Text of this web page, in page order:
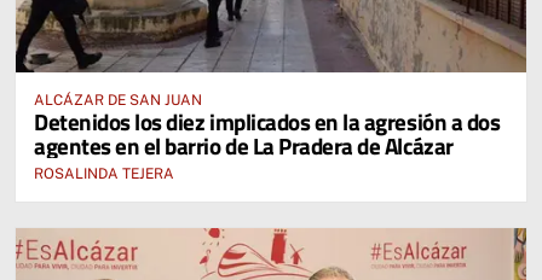
ALCÁZAR DE SAN JUAN
Detenidos los diez implicados en la agresión a dos
agentes en el barrio de La Pradera de Alcázar
ROSALINDA TEJERA